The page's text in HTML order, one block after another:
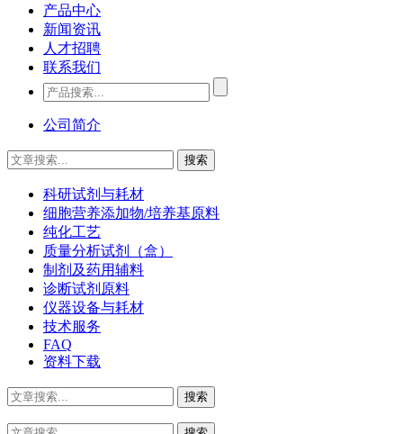
产品中心
新闻资讯
人才招聘
联系我们
公司简介
科研试剂与耗材
细胞营养添加物/培养基原料
纯化工艺
质量分析试剂（盒）
制剂及药用辅料
诊断试剂原料
仪器设备与耗材
技术服务
FAQ
资料下载